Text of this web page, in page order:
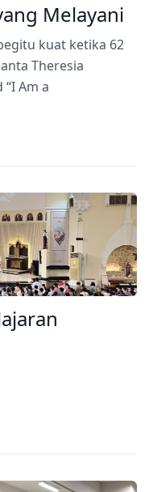
Melayani
kuat ketika 62
Theresia
Am a